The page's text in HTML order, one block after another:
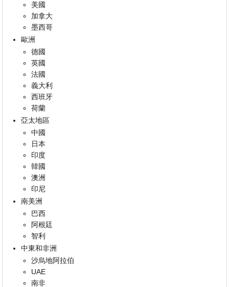
美國
加拿大
墨西哥
歐洲
德國
英國
法國
義大利
西班牙
荷蘭
亞太地區
中國
日本
印度
韓國
澳洲
印尼
南美洲
巴西
阿根廷
智利
中東和非洲
沙烏地阿拉伯
UAE
南非